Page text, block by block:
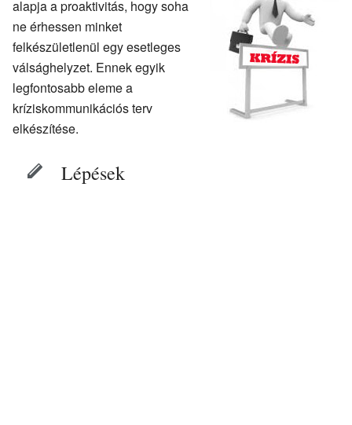
alapja a proaktivitás, hogy soha
ne érhessen minket
felkészületlenül egy esetleges
válsághelyzet. Ennek egyik
legfontosabb eleme a
kríziskommunikációs terv
elkészítése.
Lépések